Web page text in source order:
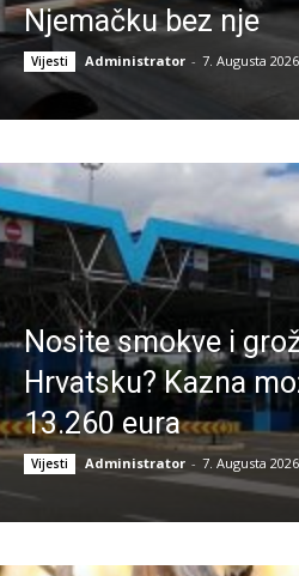
Njemačku bez nje
Vijesti Administrator - 7. Augusta 2026.
Nosite smokve i
Hrvatsku? Kazna
13.260 eura
Vijesti Administrator - 7. Augusta 2026.